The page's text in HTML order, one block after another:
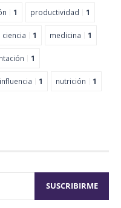
1 productividad 1
ciencia 1 medicina 1
1
influencia 1 nutrición 1